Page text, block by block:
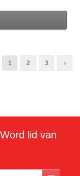
1 2 3
lid van